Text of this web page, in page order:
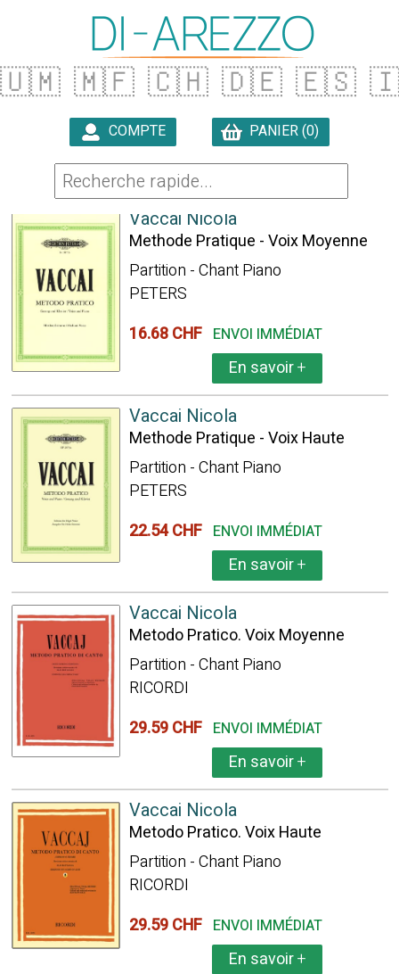
🇺🇲 🇲🇫 🇨🇭 🇩🇪 🇪🇸
COMPTE PANIER (0)
235 ARTICLES TROUVÉS
Vaccai Nicola
Methode Pratique - Voix Moyenne
Partition - Chant Piano
PETERS
16.68 CHF ENVOI IMMÉDIAT
En savoir+
Vaccai Nicola
Methode Pratique - Voix Haute
Partition - Chant Piano
PETERS
22.54 CHF ENVOI IMMÉDIAT
En savoir+
Vaccai Nicola
Metodo Pratico. Voix Moyenne
Partition - Chant Piano
RICORDI
29.59 CHF ENVOI IMMÉDIAT
En savoir+
Vaccai Nicola
Metodo Pratico. Voix Haute
Partition - Chant Piano
RICORDI
29.59 CHF ENVOI IMMÉDIAT
En savoir+